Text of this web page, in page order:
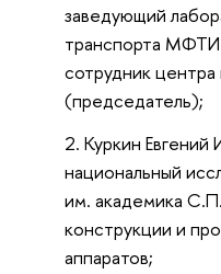
заведующий
транспорта
сотрудник
(председатель);
Куркин Евгений
национальный
им. академика
конструкции и
аппаратов;